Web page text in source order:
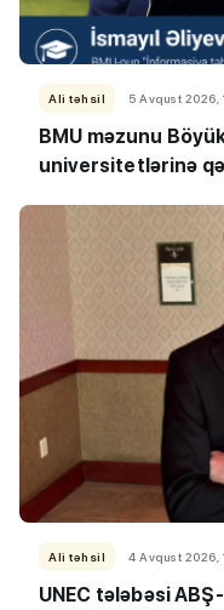
Ali təhsil 5 Avqust 2026,
BMU məzunu
universitetlərinə
Ali təhsil 4 Avqust 2026,
UNEC tələbəsi